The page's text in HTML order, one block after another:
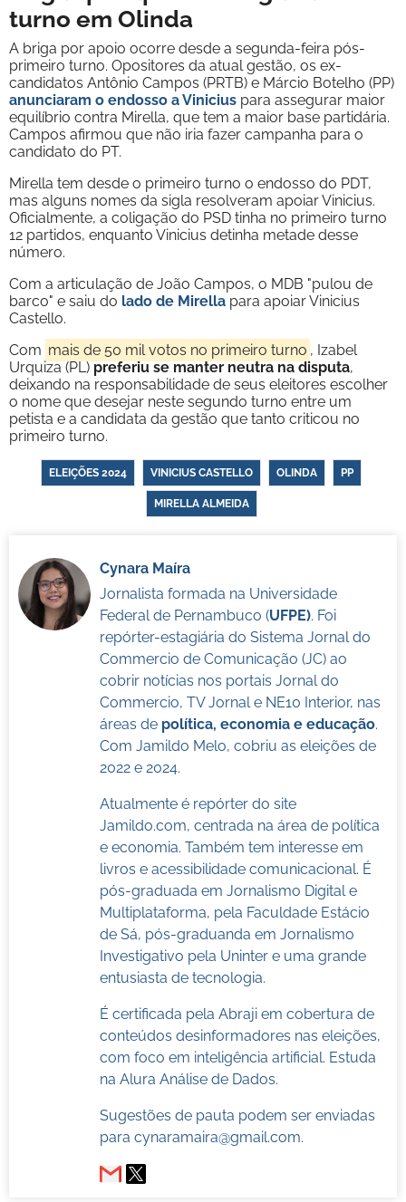
turno em Olinda
A briga por apoio ocorre desde a segunda-feira pós-
primeiro turno. Opositores da atual gestão, os ex-
candidatos Antônio Campos (PRTB) e Márcio Botelho (PP)
anunciaram o endosso a Vinicius para assegurar maior
equilíbrio contra Mirella, que tem a maior base partidária.
Campos afirmou que não iria fazer campanha para o
candidato do PT.
Mirella tem desde o primeiro turno o endosso do PDT,
mas alguns nomes da sigla resolveram apoiar Vinicius.
Oficialmente, a coligação do PSD tinha no primeiro turno
12 partidos, enquanto Vinicius detinha metade desse
número.
Com a articulação de João Campos, o MDB "pulou de
barco" e saiu do lado de Mirella para apoiar Vinicius
Castello.
Com mais de 50 mil votos no primeiro turno , Izabel
Urquiza (PL)preferiu se manter neutra na disputa,
deixando na responsabilidade de seus eleitores escolher
o nome que desejar neste segundo turno entre um
petista e a candidata da gestão que tanto criticou no
primeiro turno.
ELEIÇÕES 2024 VINICIUS CASTELLO OLINDA PP
MIRELLA ALMEIDA
Cynara Maíra
Jornalista formada na Universidade
Federal de Pernambuco (UFPE). Foi
repórter-estagiária do Sistema Jornal do
Commercio de Comunicação (JC) ao
cobrir notícias nos portais Jornal do
Commercio, TV Jornal e NE10 Interior, nas
áreas de política, economia e educação.
Com Jamildo Melo, cobriu as eleições de
2022 e 2024.
Atualmente é repórter do site
Jamildo.com, centrada na área de política
e economia. Também tem interesse em
livros e acessibilidade comunicacional. É
pós-graduada em Jornalismo Digital e
Multiplataforma, pela Faculdade Estácio
de Sá, pós-graduanda em Jornalismo
Investigativo pela Uninter e uma grande
entusiasta de tecnologia.
É certificada pela Abraji em cobertura de
conteúdos desinformadores nas eleições,
com foco em inteligência artificial. Estuda
na Alura Análise de Dados.
Sugestões de pauta podem ser enviadas
para cynaramaira@gmail.com.